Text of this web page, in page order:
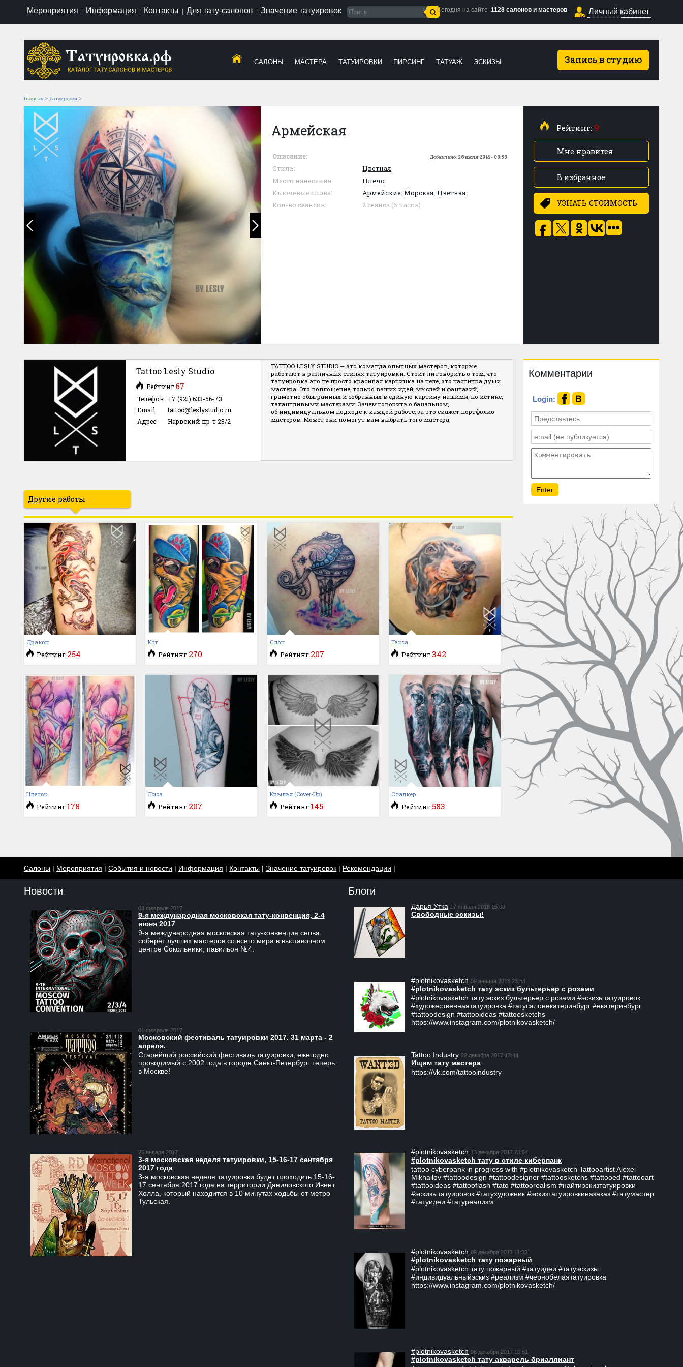
Мероприятия Информация Контакты Для тату-салонов Значение татуировок Сегодня на сайте 1128 салонов и мастеров Личный кабинет
Запись в студию
САЛОНЫ МАСТЕРА ТАТУИРОВКИ ПИРСИНГ ТАТУАЖ ЭСКИЗЫ
Главная > Татуировки >
Армейская
Описание: Добавлено: 26 июля 2014 - 00:53
Стиль:
Цветная
Место нанесения
Плечо
Ключевые слова:
Армейские, Морская, Цветная
Кол-во сеансов:
2 сеанса (6 часов)
Рейтинг: 9
Мне нравится
В избранное
УЗНАТЬ СТОИМОСТЬ
Tattoo Lesly Studio
Рейтинг67
Телефон +7 (921) 633-56-73
Email
tattoo@leslystudio.ru
Адрес
Нарвский пр-т 23/2
TATTOO LESLY STUDIO — это команда опытных мастеров, которые
работают в различных стилях татуировки. Стоит ли говорить о том, что
татуировка это не просто красивая картинка на теле, это частичка души
мастера. Это воплощение, только ваших идей, мыслей и фантазий,
грамотно обыгранных и собранных в единую картину нашими, по истине,
талантливыми мастерами. Зачем говорить о банальном,
об индивидуальном подходе к каждой работе, за это скажет портфолио
мастеров. Может они помогут вам выбрать того мастера,
Другие работы
Дракон
Рейтинг 254
Кот
Рейтинг 270
Слон
Рейтинг 207
Такса
Рейтинг342
Цветок
Рейтинг 178
Лиса
Рейтинг 207
Крылья (Cover-Up)
Рейтинг 145
Сталкер
Рейтинг 583
Комментарии
Login:
Салоны | Мероприятия | События и новости | Информация | Контакты | Значение татуировок | Рекомендации |
Новости
03 февраля 2017
9-я международная московская тату-конвенция, 2-4
июня 2017
9-я международная московская тату-конвенция снова
соберёт лучших мастеров со всего мира в выставочном
центре Сокольники, павильон №4.
01 февраля 2017
Московский фестиваль татуировки 2017. 31 марта - 2
апреля.
Старейший российский фестиваль татуировки, ежегодно
проводимый с 2002 года в городе Санкт-Петербург теперь
в Москве!
25 января 2017
3-я московская неделя татуировки, 15-16-17 сентября
2017 года
3-я московская неделя татуировки будет проходить 15-16-
17 сентября 2017 года на территории Даниловского Ивент
Холла, который находится в 10 минутах ходьбы от метро
Тульская.
Блоги
Дарья Утка 17 января 2018 15:00
Свободные эскизы!
#plotnikovasketch 09 января 2018 23:53
#plotnikovasketch тату эскиз бультерьер с розами
#plotnikovasketch тату эскиз бультерьер с розами #эскизытатуировок
#художественнаятатуировка #татусалонекатеринбург #екатеринбург
#tattoodesign #tattooideas #tattoosketchs
https://www.instagram.com/plotnikovasketch/
Tattoo Industry 22 декабря 2017 13:44
Ищим тату мастера
https://vk.com/tattooindustry
#plotnikovasketch 13 декабря 2017 23:54
#plotnikovasketch тату в стиле киберпанк
tattoo cyberpank in progress with #plotnikovasketch Tattooartist Alexei
Mikhailov #tattoodesign #tattoodesigner #tattoosketchs #tattooed #tattooart
#tattooideas #tattooflash #tato #tattoorealism #найтиэскизтатуировки
#эскизытатуировок #татухудожник #эскизтатуировкиназаказ #татумастер
#татуидеи #татуреализм
#plotnikovasketch 09 декабря 2017 11:33
#plotnikovasketch тату пожарный
#plotnikovasketch тату пожарный #татуидеи #татуэскизы
#индивидуальныйэскиз #реализм #чернобелаятатуировка
https://www.instagram.com/plotnikovasketch/
#plotnikovasketch 06 декабря 2017 10:51
#plotnikovasketch тату акварель бриаллиант